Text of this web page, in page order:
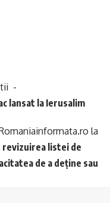
-
lansat la Ierusalim
la
revizuirea listei de
de a deține sau